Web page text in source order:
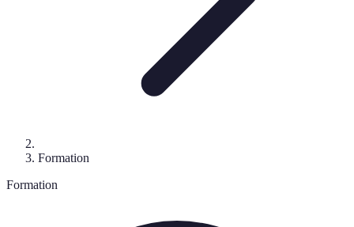
Formation
Formation